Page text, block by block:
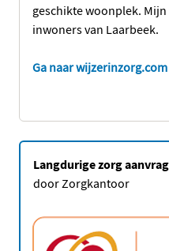
geschikte woonplek.
inwoners van Laarbeek.
Ga naar wijzerinzorg.com
Langdurige zorg
door Zorgkantoor